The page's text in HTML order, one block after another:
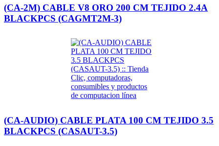
(CA-2M) CABLE V8 ORO 200 CM TEJIDO 2.4A
BLACKPCS (CAGMT2M-3)
(CA-AUDIO) CABLE PLATA 100 CM TEJIDO 3.5
BLACKPCS (CASAUT-3.5)